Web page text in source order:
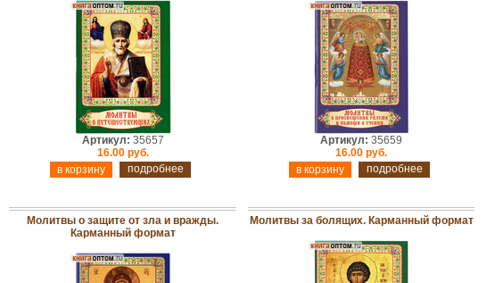
Артикул: 35657
16.00 руб.
подробнее
Артикул: 35659
16.00 руб.
подробнее
Молитвы о защите от зла и вражды.
Карманный формат
Молитвы за болящих. Карманный формат